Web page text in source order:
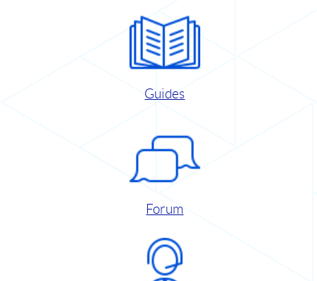
Guides
Forum